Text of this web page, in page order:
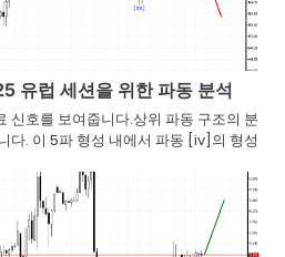
유럽 세션을 위한 파동 분석
신호를 보여줍니다.상위 파동 구조의 분
다. 이 5파 형성 내에서 파동 [iv]의 형성